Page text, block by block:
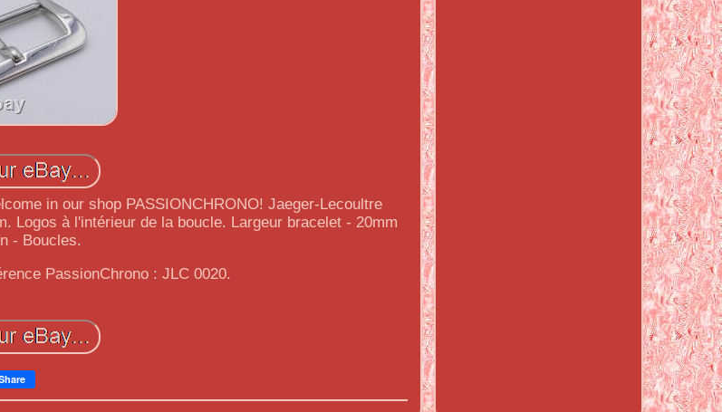
in our shop PASSIONCHRONO! Jaeger-Lecoultre
Logos à l'intérieur de la boucle. Largeur bracelet - 20mm
- Boucles.
PassionChrono : JLC 0020.